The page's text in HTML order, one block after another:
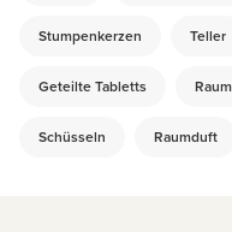
Stumpenkerzen Teller
Geteilte Tabletts
Schüsseln Raumduft